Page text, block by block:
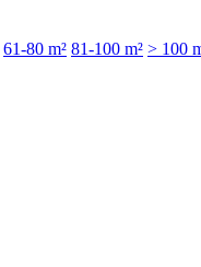
61-80 m² 81-100 m² > 100